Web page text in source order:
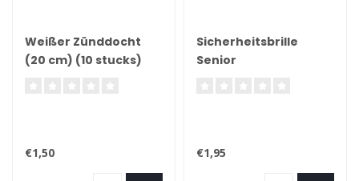
Weißer Zünddocht
(20 cm) (10 stucks)
€1,50
Sicherheitsbrille
Senior
€1,95